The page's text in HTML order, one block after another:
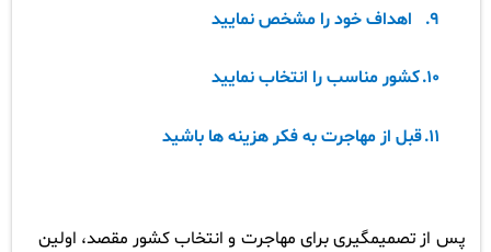
9. اهداف خود را مشخص نمایید
10. کشور مناسب را انتخاب نمایید
11. قبل از مهاجرت به فکر هزینه ها باشید
پس از تصمیمگیری برای مهاجرت و انتخاب کشور مقصد، اولین